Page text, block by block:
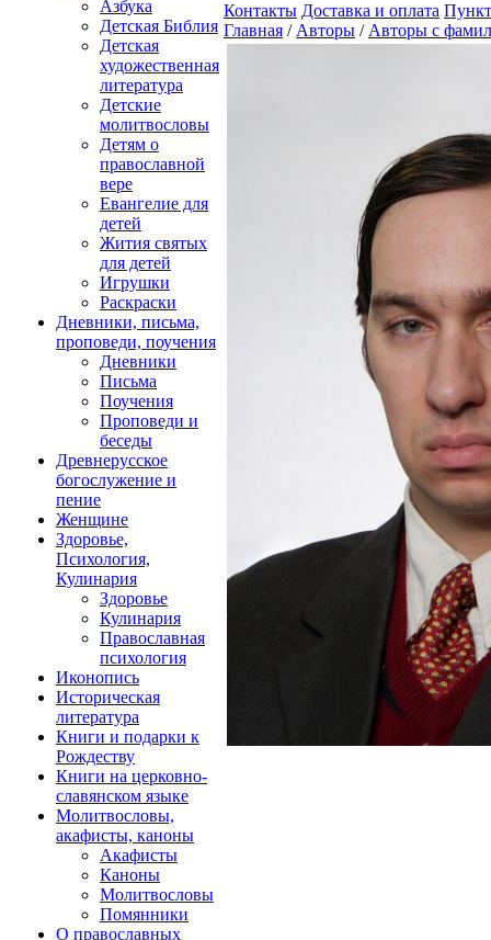
Азбука
Детская Библия
Детская
художественная
литература
Детские
молитвословы
Детям о
православной
вере
Евангелие для
детей
Жития святых
для детей
Игрушки
Раскраски
Дневники, письма,
проповеди, поучения
Дневники
Письма
Поучения
Проповеди и
беседы
Древнерусское
богослужение и
пение
Женщине
Здоровье,
Психология,
Кулинария
Здоровье
Кулинария
Православная
психология
Иконопись
Историческая
литература
Книги и подарки к
Рождеству
Книги на церковно-
славянском языке
Молитвословы,
акафисты, каноны
Акафисты
Каноны
Молитвословы
Помянники
О православных
Контакты Доставка и оплата
Главная / Авторы / Авторы с